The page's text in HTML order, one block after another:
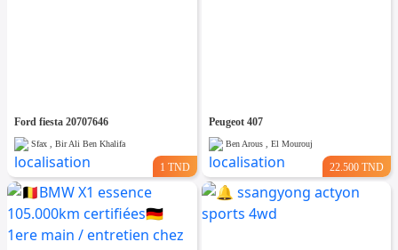
Ford fiesta 20707646
Sfax , Bir Ali Ben Khalifa
1 TND
Peugeot 407
Ben Arous , El Mourouj
22.500 TND